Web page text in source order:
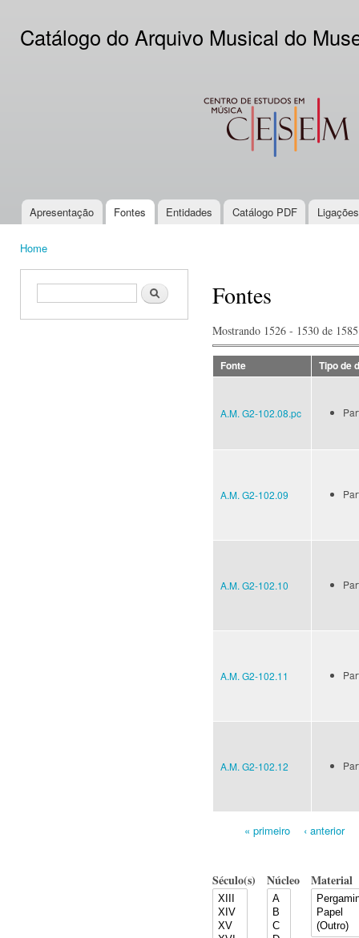
Catálogo do Arquivo Musical do
CESEM
Main menu
Apresentação Fontes Entidades Catálogo PDF
Home
Search form Search Fontes
Mostrando 1526 - 1530 de 1585
Fonte Tipo de
A.M. G2-102.08.pc
A.M. G2-102.09
A.M. G2-102.10
A.M. G2-102.11
A.M. G2-102.12
« primeiro ‹ anterior
Século(s) Núcleo Material